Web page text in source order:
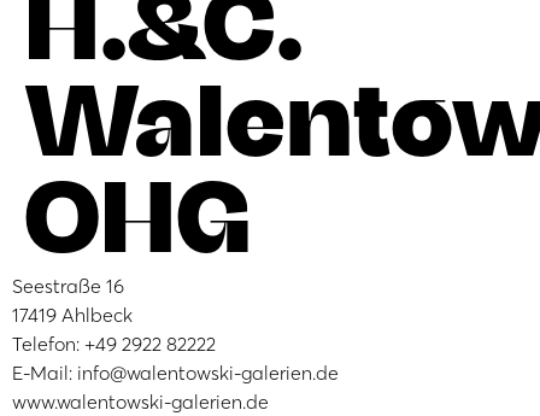
OHG
Seestraße 16
17419 Ahlbeck
Telefon: +49 2922 82222
E-Mail: info@walentowski-galerien.de
www.walentowski-galerien.de